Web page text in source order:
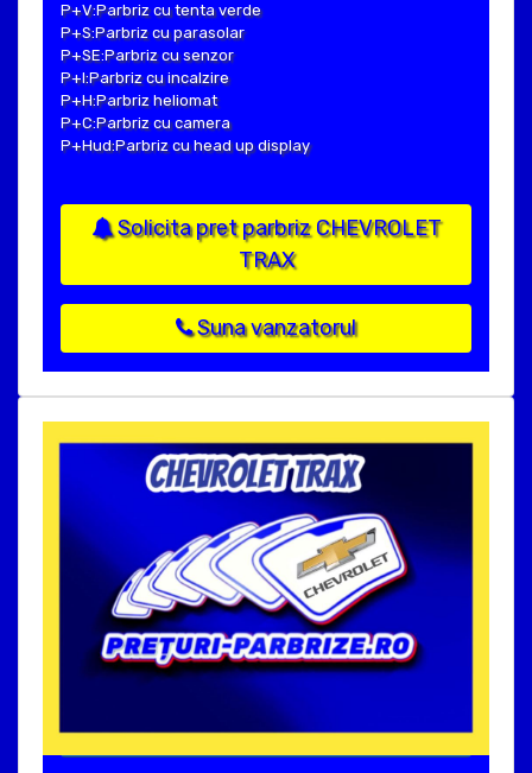
P+V:Parbriz cu tenta verde
P+S:Parbriz cu parasolar
P+SE:Parbriz cu senzor
P+I:Parbriz cu incalzire
P+H:Parbriz heliomat
P+C:Parbriz cu camera
P+Hud:Parbriz cu head up display
Solicita pret parbriz CHEVROLET
TRAX
Suna vanzatorul